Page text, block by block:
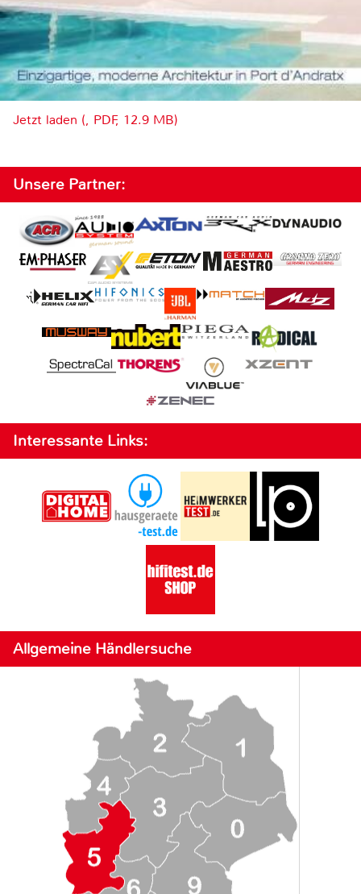
Jetzt laden (, PDF, 12.9 MB)
Unsere Partner:
Interessante Links:
Allgemeine Händlersuche